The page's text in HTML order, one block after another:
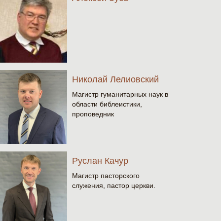
Николай Лелиовский
Магистр гуманитарных наук в
области библеистики,
проповедник
Руслан Качур
Магистр пасторского
служения, пастор церкви.